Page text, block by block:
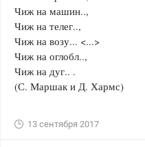
Spotlight
ГИА
ответов
Чиж на машин..,
Чиж на телег..,
Чиж на возу... <...>
Чиж на оглобл..,
Чиж на дуг.. .
(С. Маршак и Д. Хармс)
13 сентября 2017